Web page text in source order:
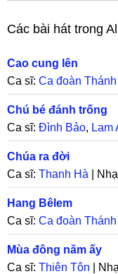
Các bài hát trong
Cao cung lên
Ca sĩ: Ca đoàn
Hoài Đức,Nguyễn
Chú bé đánh trống
Ca sĩ: Đình Bảo, Lam
Chúa ra đời
Ca sĩ: Thanh Hà |
Hang Bêlem
Ca sĩ: Ca đoàn
Phương| Nhạc sĩ:
Mùa đông năm ấy
Ca sĩ: Thiên Tôn |